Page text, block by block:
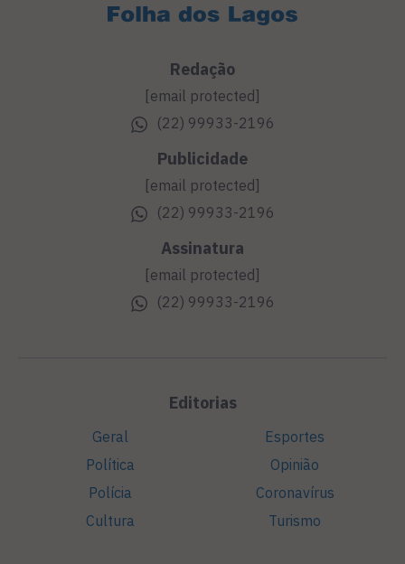
Redação
[email protected]
(22) 99933-2196
Publicidade
[email protected]
(22) 99933-2196
Assinatura
[email protected]
(22) 99933-2196
Editorias
Geral
Política
Polícia
Cultura
Esportes
Opinião
Coronavírus
Turismo